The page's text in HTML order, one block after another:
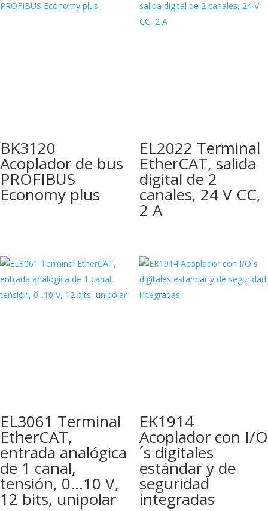
BK3120
Acoplador de bus
PROFIBUS
Economy plus
EL2022 Terminal
EtherCAT, salida
digital de 2
canales, 24 V CC,
2 A
EL3061 Terminal
EtherCAT,
entrada analógica
de 1 canal,
tensión, 0…10 V,
12 bits, unipolar
EK1914
Acoplador con I/O
´s digitales
estándar y de
seguridad
integradas